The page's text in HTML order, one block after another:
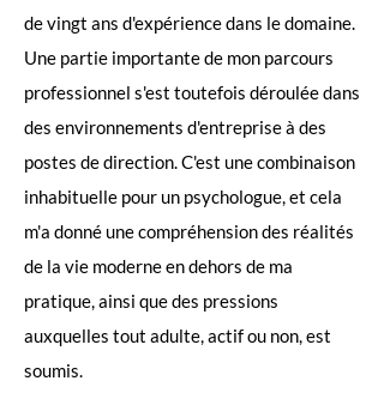
de vingt ans d'expérience dans le domaine.
Une partie importante de mon parcours
professionnel s'est toutefois déroulée dans
des environnements d'entreprise à des
postes de direction. C'est une combinaison
inhabituelle pour un psychologue, et cela
m'a donné une compréhension des réalités
de la vie moderne en dehors de ma
pratique, ainsi que des pressions
auxquelles tout adulte, actif ou non, est
soumis.